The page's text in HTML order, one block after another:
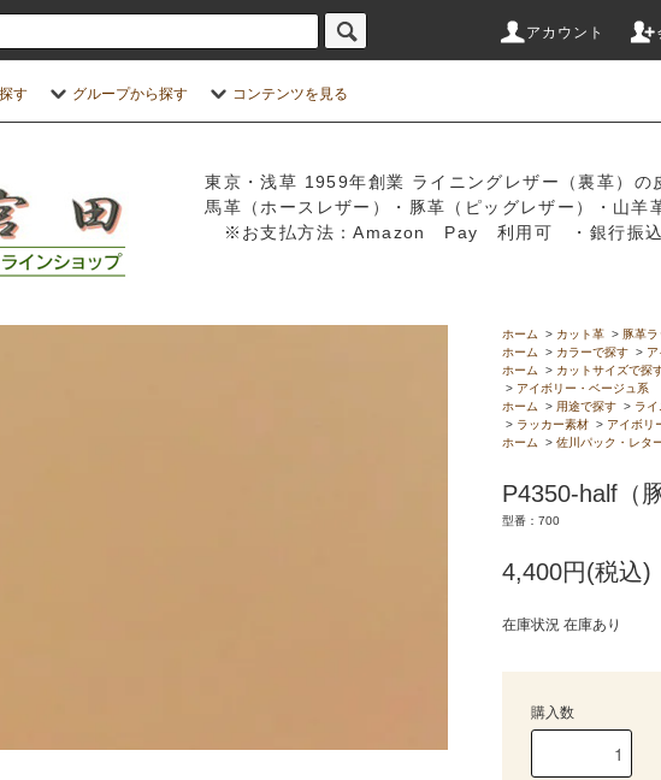
アカウント
す グループから探す コンテンツを見る
東京・浅草 1959年創業 ライニングレザー（裏革）の
馬革（ホースレザー）・豚革（ピッグレザー）・山羊
※お支払方法：Amazon Pay 利用可 ・銀行振
ホーム > カット革 > 豚革
ホーム
> カラーで探す >
ホーム
> カットサイズで探
> アイボリー・ベージュ系
ホーム
> 用途で探す > ライ
> ラッカー素材 > アイボリ
ホーム
> 佐川パック・レタ
P4350-half（
型番：700
4,400円(税込)
在庫状況 在庫あり
購入数